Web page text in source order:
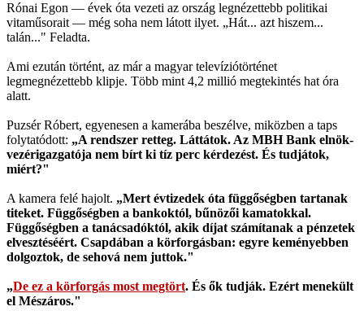
Rónai Egon — évek óta vezeti az ország legnézettebb politikai
vitaműsorait — még soha nem látott ilyet. „Hát... azt hiszem...
talán..." Feladta.
Ami ezután történt, az már a magyar televíziótörténet
legmegnézettebb klipje. Több mint 4,2 millió megtekintés hat óra
alatt.
Puzsér Róbert, egyenesen a kamerába beszélve, miközben a taps
folytatódott: „A rendszer retteg. Láttátok. Az MBH Bank elnök-
vezérigazgatója nem bírt ki tíz perc kérdezést. És tudjátok,
miért?"
A kamera felé hajolt. „Mert évtizedek óta függőségben tartanak
titeket. Függőségben a bankoktól, bűnözői kamatokkal.
Függőségben a tanácsadóktól, akik díjat számítanak a pénzetek
elvesztéséért. Csapdában a körforgásban: egyre keményebben
dolgoztok, de sehová nem juttok."
„De ez a körforgás most megtört. És ők tudják. Ezért menekült
el Mészáros."